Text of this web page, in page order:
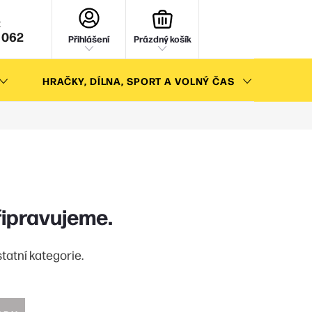
Přihlášení Prázdný košík
HRAČKY, DÍLNA, SPORT A VOLNÝ ČAS
kategorie.